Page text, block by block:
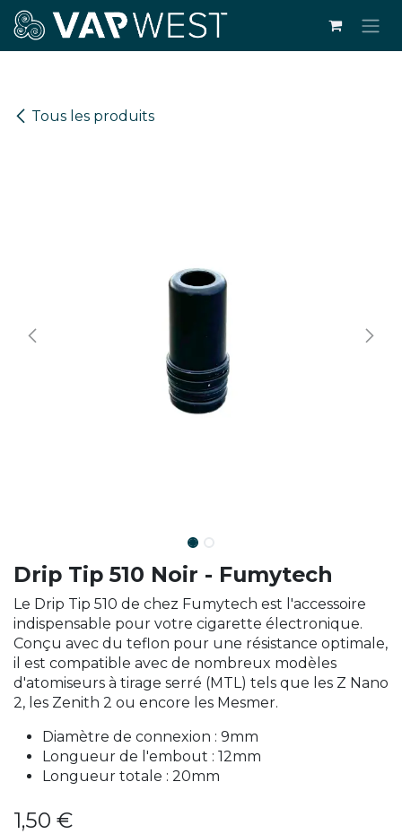
Se rendre au contenu
Tous les produits
Drip Tip 510 Noir - Fumytech
Le Drip Tip 510 de chez Fumytech est l'accessoire
indispensable pour votre cigarette électronique.
Conçu avec du teflon pour une résistance optimale,
il est compatible avec de nombreux modèles
d'atomiseurs à tirage serré (MTL) tels que les Z Nano
2, les Zenith 2 ou encore les Mesmer.
Diamètre de connexion : 9mm
Longueur de l'embout : 12mm
Longueur totale : 20mm
1,50 €